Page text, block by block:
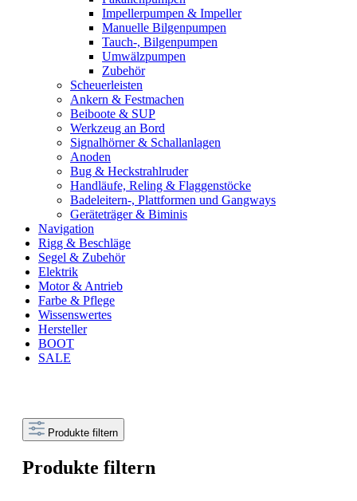
Impellerpumpen & Impeller
Manuelle Bilgenpumpen
Tauch-, Bilgenpumpen
Umwälzpumpen
Zubehör
Scheuerleisten
Ankern & Festmachen
Beiboote & SUP
Werkzeug an Bord
Signalhörner & Schallanlagen
Anoden
Bug & Heckstrahlruder
Handläufe, Reling & Flaggenstöcke
Badeleitern-, Plattformen und Gangways
Geräteträger & Biminis
Navigation
Rigg & Beschläge
Segel & Zubehör
Elektrik
Motor & Antrieb
Farbe & Pflege
Wissenswertes
Hersteller
BOOT
SALE
Produkte filtern
Produkte filtern